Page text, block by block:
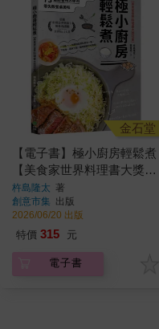
金石堂
【電子書】極小廚房輕鬆煮
【美食家世界料理書大獎冠
軍】：能開火就超會煮！73
道超省時方便的零失敗餐桌
美味
杵島隆太 著
創意市集 出版
2026/06/20 出版
特價 315 元
電子書